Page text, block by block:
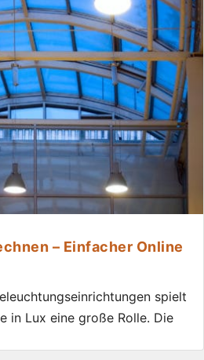
– Einfacher Online
spielt
in Lux eine große Rolle. Die